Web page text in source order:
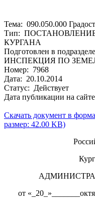
Тема: 090.050.000
Тип:
КУРГАНА
Подготовлен в
ИНСПЕКЦИЯ ПО
Номер: 7968
Дата: 20.10.2014
Статус: Действует
Дата публикации на
Скачать документ в
размер: 42.00 KB)
от